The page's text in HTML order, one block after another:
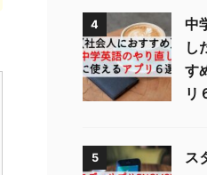
4
中
し
す
リ
5
ス